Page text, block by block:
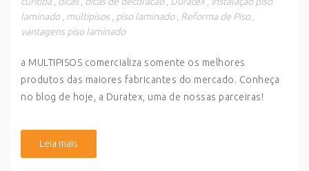
laminado , multipisos , piso laminado , Reforma de Piso ,
vantagens piso laminado
a MULTIPISOS comercializa somente os melhores
produtos das maiores fabricantes do mercado. Conheça
no blog de hoje, a Duratex, uma de nossas parceiras!
Leia mais